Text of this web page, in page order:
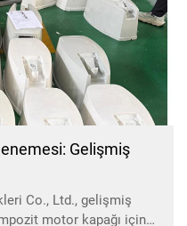
Gelişmiş
Co., Ltd., gelişmiş
motor kapağı için